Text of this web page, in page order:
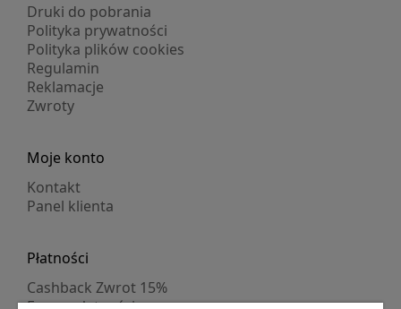
Druki do pobrania
Polityka prywatności
Polityka plików cookies
Regulamin
Reklamacje
Zwroty
Moje konto
Kontakt
Panel klienta
Płatności
Cashback Zwrot 15%